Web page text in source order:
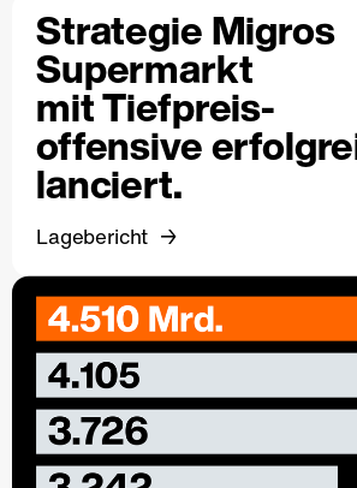
Strategie Migros
Supermarkt
mit Tiefpreis-
offensive
lanciert.
Lagebericht